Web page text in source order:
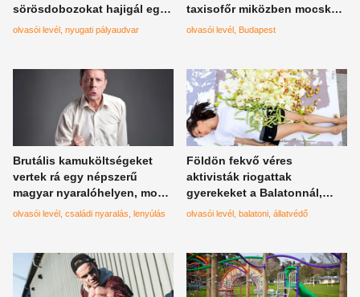
sörösdobozokat hajigál egy
magából kikelt nő az
olvasói levél nyugati pályaudvar
taxisofőr miközben mocskos
ajánlatokkal bombázta, alig
olvasói levél Budapest
Brutális kamuköltségeket
vertek rá egy népszerű
magyar nyaralóhelyen, most
futhat a pénze után a
olvasói levél családi nyaralás lenyúlás
Földön fekvő véres
aktivisták riogattak
gyerekeket a Balatonnál,
rengeteg szülő háborodott
olvasói levél balatoni állatvédő